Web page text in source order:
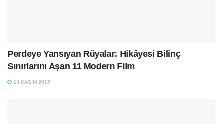
Perdeye Yansıyan Rüyalar: Hikâyesi Bilinç
Sınırlarını Aşan 11 Modern Film
13 KASIM 2015